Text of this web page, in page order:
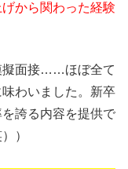
から関わった経験
擬面接……ほぼ全て
わいました。新卒
を誇る内容を提供で
）